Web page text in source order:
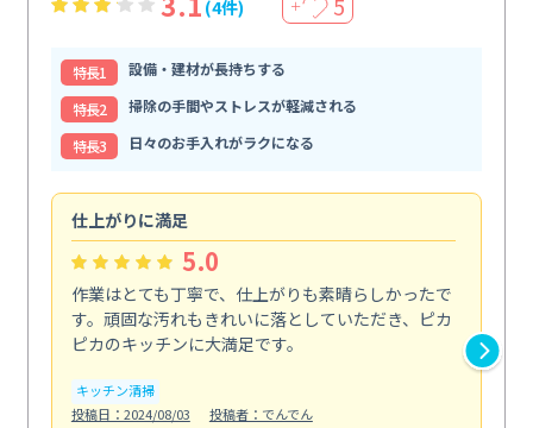
(4件) ＋ 5
特⻑1
設備・建材が長持ちする
特⻑2
掃除の手間やストレスが軽減される
特⻑3
日々のお手入れがラクになる
仕上がりに満足
5.0
作業はとても丁寧で、仕上がりも素晴らしかったで
す。頑固な汚れもきれいに落としていただき、ピカ
ピカのキッチンに大満足です。
キッチン清掃
投稿日：2024/08/03
投稿者：でんでん